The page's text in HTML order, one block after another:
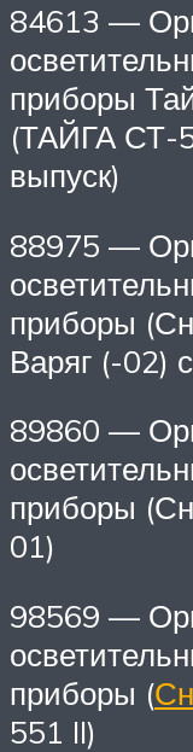
84613 —
приборы
(ТАЙГА СТ-
выпуск)
88975 —
приборы
Варяг (-02)
89860 —
приборы
01)
98569 —
приборы (
551 II)